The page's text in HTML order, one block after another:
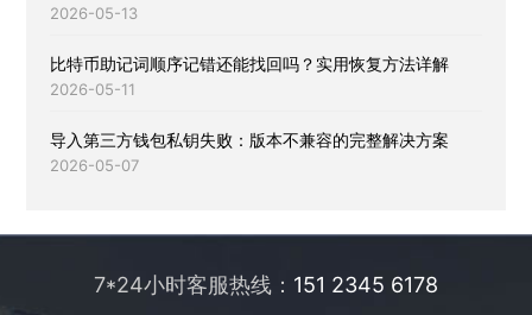
2026-05-13
比特币助记词顺序记错还能找回吗？实用恢复方法详解
2026-05-11
导入第三方钱包私钥失败：版本不兼容的完整解决方案
2026-05-07
7*24小时客服热线： 151 2345 6178